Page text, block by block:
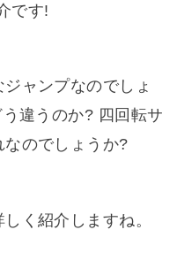
です!
ャンプなのでしょ
違うのか? 四回転サ
のでしょうか?
く紹介しますね。